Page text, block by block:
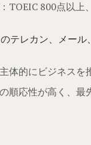
TOEIC 800点以上
テレカン、メー
体的にビジネスを
順応性が高く、